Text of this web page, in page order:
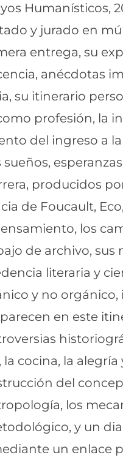
Humanísticos,
y jurado en
entrega, su
anécdotas
su itinerario
profesión, la
del ingreso a
producidos
de Foucault,
los
de archivo, sus
literaria y
y no
en este
cocina, la
del
los
y un
un enlace